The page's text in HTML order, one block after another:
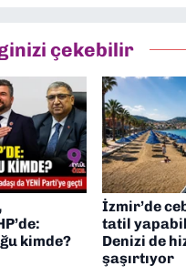
çekebilir
kimde?
İzmir’de
tatil
Denizi de
şaşırtıyor